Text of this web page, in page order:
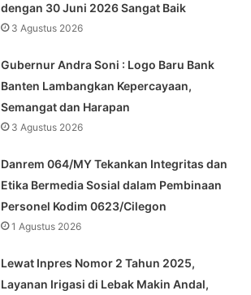
dengan 30 Juni 2026 Sangat Baik
3 Agustus 2026
Gubernur Andra Soni : Logo Baru Bank
Banten Lambangkan Kepercayaan,
Semangat dan Harapan
3 Agustus 2026
Danrem 064/MY Tekankan Integritas dan
Etika Bermedia Sosial dalam Pembinaan
Personel Kodim 0623/Cilegon
1 Agustus 2026
Lewat Inpres Nomor 2 Tahun 2025,
Layanan Irigasi di Lebak Makin Andal,